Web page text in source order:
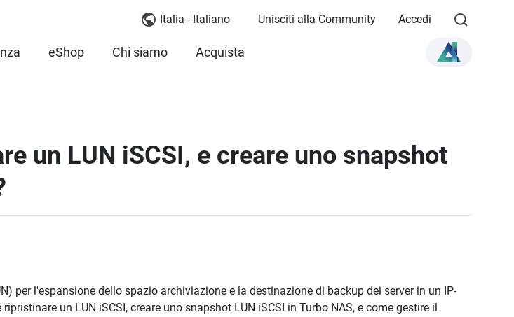
Italia - Italiano Unisciti alla Community Accedi
eShop Chi siamo Acquista
un LUN iSCSI, e creare uno snapshot
per l'espansione dello spazio archiviazione e la destinazione di backup dei server in un IP-
un LUN iSCSI, creare uno snapshot LUN iSCSI in Turbo NAS, e come gestire il